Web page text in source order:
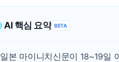
AI 핵심 요약 BETA
일본 마이니치신문이 18~19일